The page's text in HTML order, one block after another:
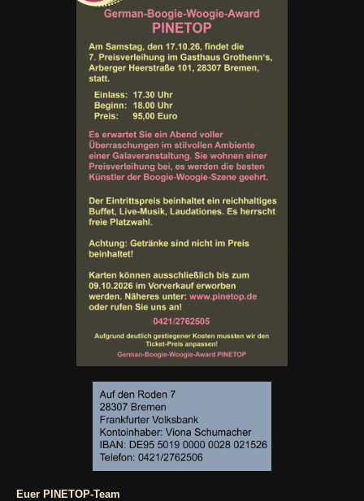
Euer PINETOP-Team